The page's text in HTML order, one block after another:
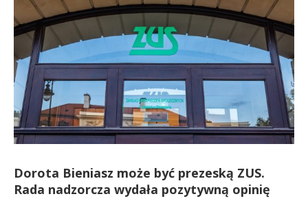
Dorota Bieniasz może być prezeską ZUS.
Rada nadzorcza wydała pozytywną opinię